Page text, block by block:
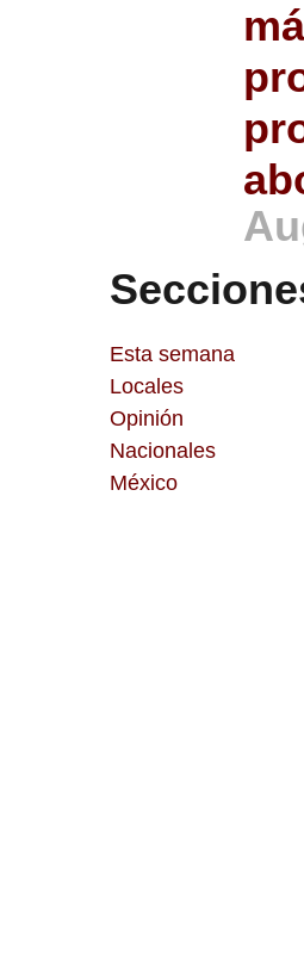
Esta semana
Locales
Opinión
Nacionales
México